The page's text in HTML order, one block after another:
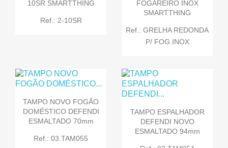
10SR SMARTTHING
Ref.: 2-10SR
FOGAREIRO INOX
SMARTTHING
Ref.: GRELHA REDONDA
P/ FOG.INOX
TAMPO NOVO FOGÃO
DOMÉSTICO DEFENDI
ESMALTADO 70mm
Ref.: 03.TAM055
TAMPO ESPALHADOR
DEFENDI NOVO
ESMALTADO 94mm